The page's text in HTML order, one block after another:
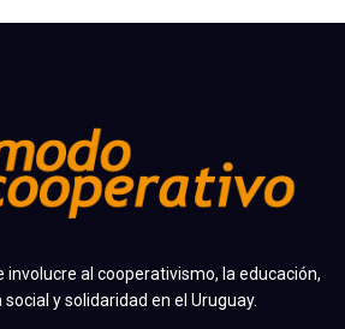
involucre al cooperativismo, la educación,
y solidaridad en el Uruguay.